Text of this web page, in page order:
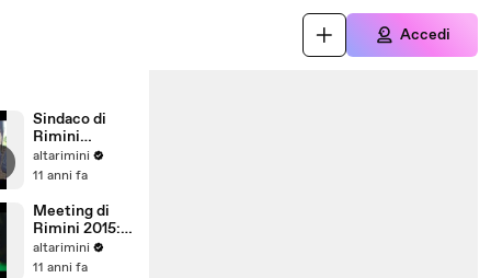
Accedi
Sindaco di
Rimini
rimette in
moto la città:
cultura
altarimini
11 anni fa
Meeting di
Rimini 2015:
10 spettacoli,
14 esposizioni
altarimini
11 anni fa